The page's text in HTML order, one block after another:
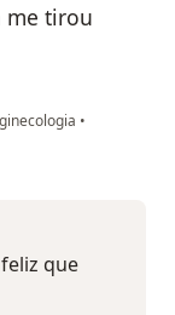
me tirou
•
que